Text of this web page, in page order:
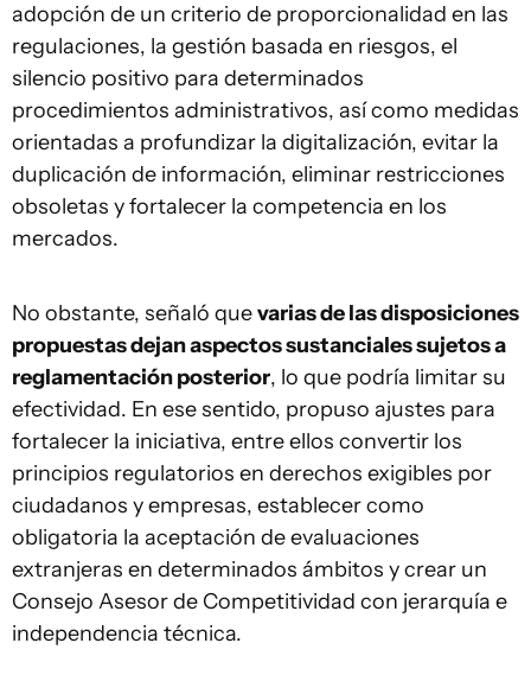
adopción de un criterio de proporcionalidad en las
regulaciones, la gestión basada en riesgos, el
silencio positivo para determinados
procedimientos administrativos, así como medidas
orientadas a profundizar la digitalización, evitar la
duplicación de información, eliminar restricciones
obsoletas y fortalecer la competencia en los
mercados.
No obstante, señaló quevarias de las disposiciones
propuestas dejan aspectos sustanciales sujetos a
reglamentación posterior, lo que podría limitar su
efectividad. En ese sentido, propuso ajustes para
fortalecer la iniciativa, entre ellos convertir los
principios regulatorios en derechos exigibles por
ciudadanos y empresas, establecer como
obligatoria la aceptación de evaluaciones
extranjeras en determinados ámbitos y crear un
Consejo Asesor de Competitividad con jerarquía e
independencia técnica.